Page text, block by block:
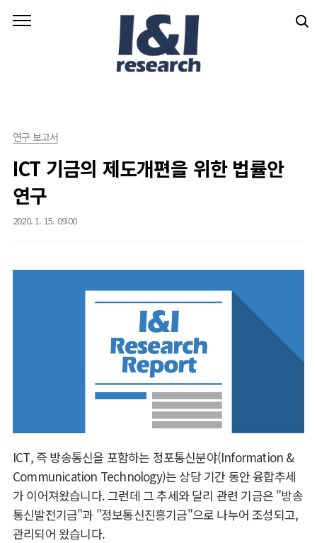
연구 보고서
ICT 기금의 제도개편을 위한 법률안
연구
2020. 1. 15. 09:00
ICT, 즉 방송통신을 포함하는 정포통신분야(Information &
Communication Technology)는 상당 기간 동안 융합추세
가 이어져왔습니다. 그런데 그 추세와 달리 관련 기금은 "방송
통신발전기금"과 "정보통신진흥기금"으로 나누어 조성되고,
관리되어 왔습니다.